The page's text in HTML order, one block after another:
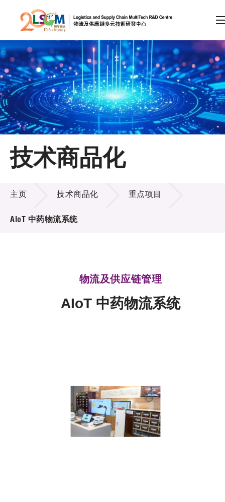
跳到内容（按回车键）
会员登录
A A EN 繁 简
主页
关于LSCM
技术商品化
服务
技术商品化
技术商品化
主页 技术商品化 重点项目
AIoT 中药物流系统
物流及供应链管理
AIoT 中药物流系统